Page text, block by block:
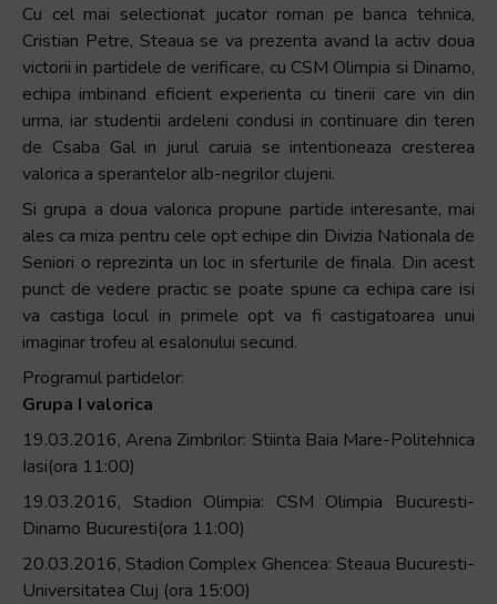
Cu cel mai selectionat jucator roman pe banca tehnica,
Cristian Petre, Steaua se va prezenta avand la activ doua
victorii in partidele de verificare, cu CSM Olimpia si Dinamo,
echipa imbinand eficient experienta cu tinerii care vin din
urma, iar studentii ardeleni condusi in continuare din teren
de Csaba Gal in jurul caruia se intentioneaza cresterea
valorica a sperantelor alb-negrilor clujeni.
Si grupa a doua valorica propune partide interesante, mai
ales ca miza pentru cele opt echipe din Divizia Nationala de
Seniori o reprezinta un loc in sferturile de finala. Din acest
punct de vedere practic se poate spune ca echipa care isi
va castiga locul in primele opt va fi castigatoarea unui
imaginar trofeu al esalonului secund.
Programul partidelor:
Grupa I valorica
19.03.2016, Arena Zimbrilor: Stiinta Baia Mare-Politehnica
Iasi(ora 11:00)
19.03.2016, Stadion Olimpia: CSM Olimpia Bucuresti-
Dinamo Bucuresti(ora 11:00)
20.03.2016, Stadion Complex Ghencea: Steaua Bucuresti-
Universitatea Cluj (ora 15:00)